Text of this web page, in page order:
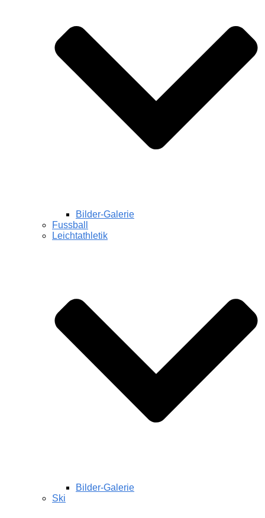
Bilder-Galerie
Fussball
Leichtathletik
Bilder-Galerie
Ski